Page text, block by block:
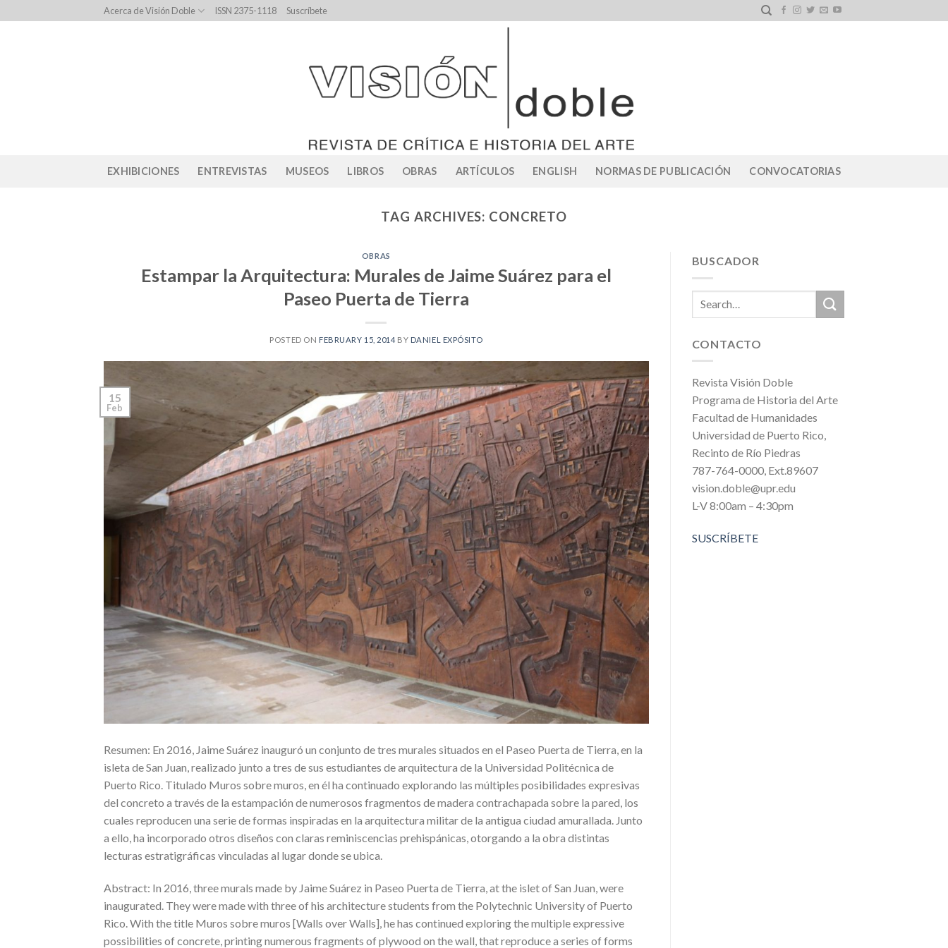
to
Acerca de Visión Doble ISSN 2375-1118 Suscríbete
EXHIBICIONES ENTREVISTAS MUSEOS LIBROS OBRAS ARTÍCULOS ENGLISH NORMAS DE PUBLICACIÓN CONVOCATORIAS
TAG ARCHIVES: CONCRETO
OBRAS
Estampar la Arquitectura: Murales de Jaime Suárez para el
Paseo Puerta de Tierra
POSTED ON FEBRUARY 15, 2014 BY DANIEL EXPÓSITO
15
Feb
Resumen: En 2016, Jaime Suárez inauguró un conjunto de tres murales situados en el Paseo Puerta de Tierra, en la
isleta de San Juan, realizado junto a tres de sus estudiantes de arquitectura de la Universidad Politécnica de
Puerto Rico. Titulado Muros sobre muros, en él ha continuado explorando las múltiples posibilidades expresivas
del concreto a través de la estampación de numerosos fragmentos de madera contrachapada sobre la pared, los
cuales reproducen una serie de formas inspiradas en la arquitectura militar de la antigua ciudad amurallada. Junto
a ello, ha incorporado otros diseños con claras reminiscencias prehispánicas, otorgando a la obra distintas
lecturas estratigráficas vinculadas al lugar donde se ubica.
Abstract: In 2016, three murals made by Jaime Suárez in Paseo Puerta de Tierra, at the islet of San Juan, were
inaugurated. They were made with three of his architecture students from the Polytechnic University of Puerto
Rico. With the title Muros sobre muros [Walls over Walls], he has continued exploring the multiple expressive
possibilities of concrete, printing numerous fragments of plywood on the wall, that reproduce a series of forms
BUSCADOR
CONTACTO
Revista Visión Doble
Programa de Historia del Arte
Facultad de Humanidades
Universidad de Puerto Rico,
Recinto de Río Piedras
787-764-0000, Ext.89607
vision.doble@upr.edu
L-V 8:00am – 4:30pm
SUSCRÍBETE